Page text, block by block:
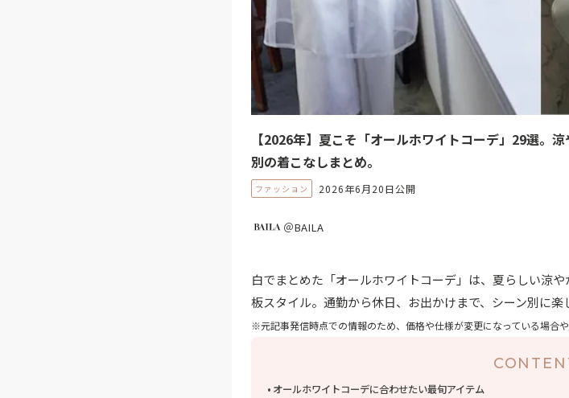
【2026年】夏こそ「オールホワイトコーデ」29選。
別の着こなしまとめ。
ファッション 2026年6月20日公開
＠BAILA
白でまとめた「オールホワイトコーデ」は、夏らしい涼
板スタイル。通勤から休日、お出かけまで、シーン別に楽
※元記事発信時点での情報のため、価格や仕様が変更になっている場合
オールホワイトコーデに合わせたい最旬アイテム